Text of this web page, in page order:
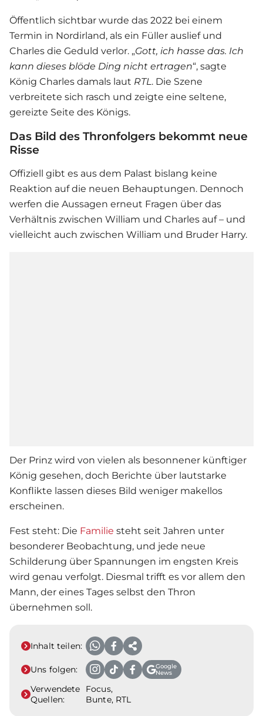
Öffentlich sichtbar wurde das 2022 bei einem
Termin in Nordirland, als ein Füller auslief und
Charles die Geduld verlor. „Gott, ich hasse das. Ich
kann dieses blöde Ding nicht ertragen“, sagte
König Charles damals laut RTL. Die Szene
verbreitete sich rasch und zeigte eine seltene,
gereizte Seite des Königs.
Das Bild des Thronfolgers bekommt neue
Risse
Offiziell gibt es aus dem Palast bislang keine
Reaktion auf die neuen Behauptungen. Dennoch
werfen die Aussagen erneut Fragen über das
Verhältnis zwischen William und Charles auf – und
vielleicht auch zwischen William und Bruder Harry.
Der Prinz wird von vielen als besonnener künftiger
König gesehen, doch Berichte über lautstarke
Konflikte lassen dieses Bild weniger makellos
erscheinen.
Fest steht: Die Familie steht seit Jahren unter
besonderer Beobachtung, und jede neue
Schilderung über Spannungen im engsten Kreis
wird genau verfolgt. Diesmal trifft es vor allem den
Mann, der eines Tages selbst den Thron
übernehmen soll.
Inhalt teilen:
Uns folgen:
Google
News
Verwendete
Quellen:
Focus,
Bunte, RTL